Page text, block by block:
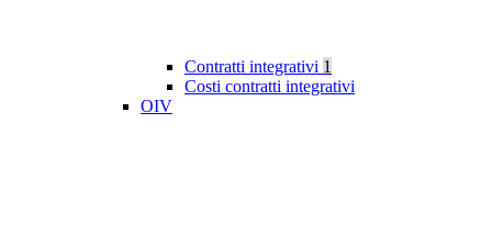
Contratti integrativi 1
Costi contratti integrativi
OIV